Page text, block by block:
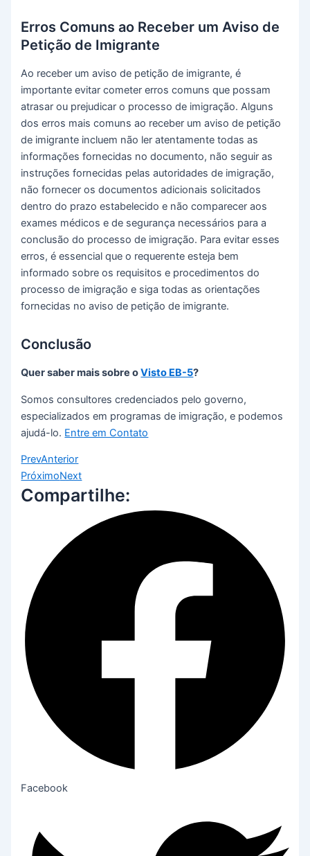
Erros Comuns ao Receber um Aviso de
Petição de Imigrante
Ao receber um aviso de petição de imigrante, é
importante evitar cometer erros comuns que possam
atrasar ou prejudicar o processo de imigração. Alguns
dos erros mais comuns ao receber um aviso de petição
de imigrante incluem não ler atentamente todas as
informações fornecidas no documento, não seguir as
instruções fornecidas pelas autoridades de imigração,
não fornecer os documentos adicionais solicitados
dentro do prazo estabelecido e não comparecer aos
exames médicos e de segurança necessários para a
conclusão do processo de imigração. Para evitar esses
erros, é essencial que o requerente esteja bem
informado sobre os requisitos e procedimentos do
processo de imigração e siga todas as orientações
fornecidas no aviso de petição de imigrante.
Conclusão
Quer saber mais sobre oVisto EB-5?
Somos consultores credenciados pelo governo,
especializados em programas de imigração, e podemos
ajudá-lo. Entre em Contato
PrevAnterior
PróximoNext
Compartilhe:
Facebook